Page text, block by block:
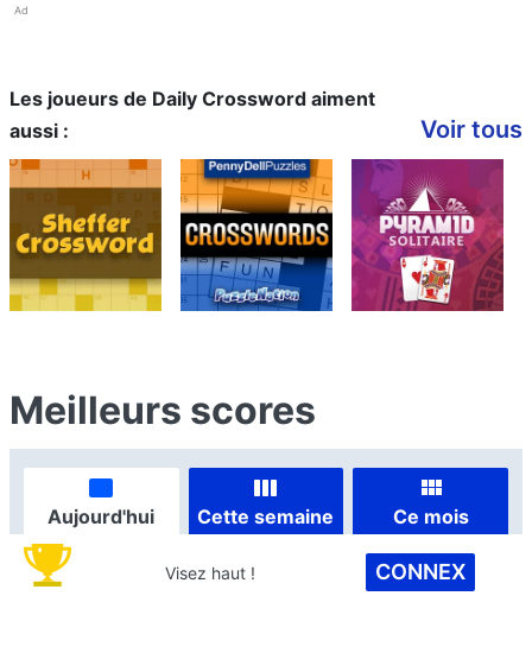
Ad
Les joueurs de Daily Crossword aiment
aussi :
Voir tous
Meilleurs scores
Aujourd'hui Cette semaine Ce mois
Visez haut ! CONNEX